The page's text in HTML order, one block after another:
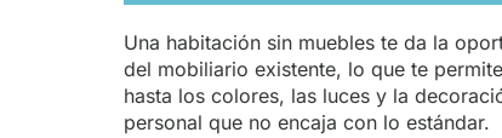
Una habitación sin muebles te da la
del mobiliario existente, lo que te
hasta los colores, las luces y la
personal que no encaja con lo estándar.